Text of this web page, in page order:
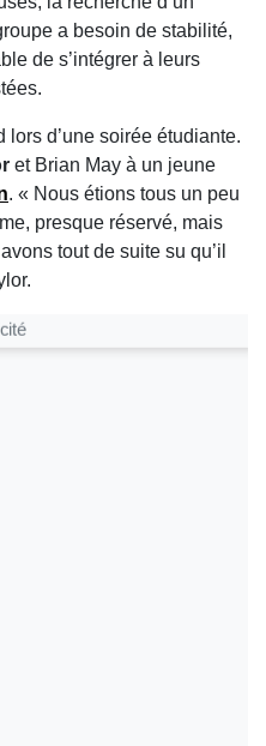
a besoin de stabilité,
de s’intégrer à leurs
d’une soirée étudiante.
et Brian May à un jeune
. « Nous étions tous un peu
presque réservé, mais
tout de suite su qu’il